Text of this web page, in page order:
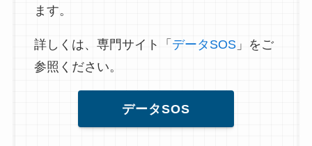
ます。
詳しくは、専門サイト「 データSOS」をご
参照ください。
データSOS